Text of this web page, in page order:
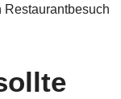
Restaurantbesuch